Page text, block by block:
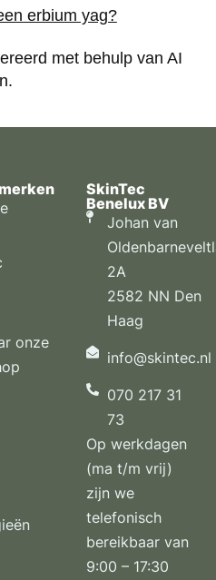
erbium yag?
met behulp van AI
onze
SkinTec
Benelux BV
Johan van
2A
2582 NN Den
Haag
info@skintec.nl
070 217 31
73
Op werkdagen
(ma t/m vrij)
zijn we
telefonisch
bereikbaar van
9:00 – 17:30